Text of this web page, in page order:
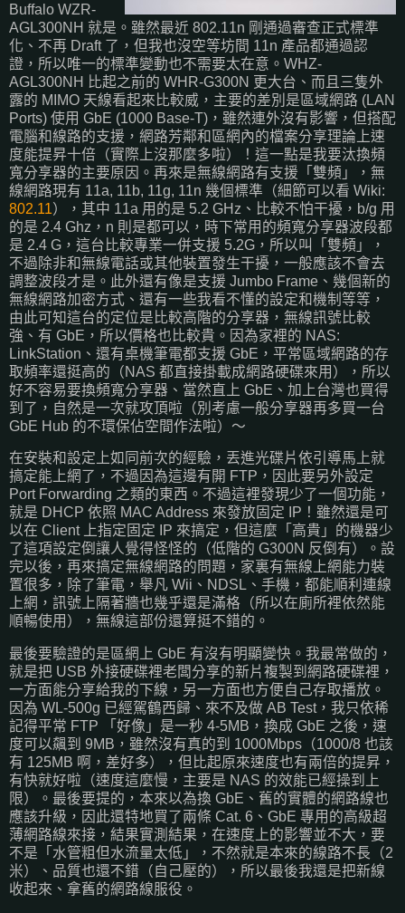
Buffalo WZR-
AGL300NH 就是。雖然最近 802.11n 剛通過審查正式標準
化、不再 Draft 了，但我也沒空等坊間 11n 產品都通過認
證，所以唯一的標準變動也不需要太在意。WHZ-
AGL300NH 比起之前的 WHR-G300N 更大台、而且三隻外
露的 MIMO 天線看起來比較威，主要的差別是區域網路 (LAN
Ports) 使用 GbE (1000 Base-T)，雖然連外沒有影響，但搭配
電腦和線路的支援，網路芳鄰和區網內的檔案分享理論上速
度能提昇十倍（實際上沒那麼多啦）！這一點是我要汰換頻
寬分享器的主要原因。再來是無線網路有支援「雙頻」，無
線網路現有 11a, 11b, 11g, 11n 幾個標準（細節可以看 Wiki:
802.11），其中 11a 用的是 5.2 GHz、比較不怕干擾，b/g 用
的是 2.4 Ghz，n 則是都可以，時下常用的頻寬分享器波段都
是 2.4 G，這台比較專業一併支援 5.2G，所以叫「雙頻」，
不過除非和無線電話或其他裝置發生干擾，一般應該不會去
調整波段才是。此外還有像是支援 Jumbo Frame、幾個新的
無線網路加密方式、還有一些我看不懂的設定和機制等等，
由此可知這台的定位是比較高階的分享器，無線訊號比較
強、有 GbE，所以價格也比較貴。因為家裡的 NAS:
LinkStation、還有桌機筆電都支援 GbE，平常區域網路的存
取頻率還挺高的（NAS 都直接掛載成網路硬碟來用），所以
好不容易要換頻寬分享器、當然直上 GbE、加上台灣也買得
到了，自然是一次就攻頂啦（別考慮一般分享器再多買一台
GbE Hub 的不環保佔空間作法啦）～
在安裝和設定上如同前次的經驗，丟進光碟片依引導馬上就
搞定能上網了，不過因為這邊有開 FTP，因此要另外設定
Port Forwarding 之類的東西。不過這裡發現少了一個功能，
就是 DHCP 依照 MAC Address 來發放固定 IP！雖然還是可
以在 Client 上指定固定 IP 來搞定，但這麼「高貴」的機器少
了這項設定倒讓人覺得怪怪的（低階的 G300N 反倒有）。設
完以後，再來搞定無線網路的問題，家裏有無線上網能力裝
置很多，除了筆電，舉凡 Wii、NDSL、手機，都能順利連線
上網，訊號上隔著牆也幾乎還是滿格（所以在廁所裡依然能
順暢使用），無線這部份還算挺不錯的。
最後要驗證的是區網上 GbE 有沒有明顯變快。我最常做的，
就是把 USB 外接硬碟裡老闆分享的新片複製到網路硬碟裡，
一方面能分享給我的下線，另一方面也方便自己存取播放。
因為 WL-500g 已經駕鶴西歸、來不及做 AB Test，我只依稀
記得平常 FTP 「好像」是一秒 4-5MB，換成 GbE 之後，速
度可以飆到 9MB，雖然沒有真的到 1000Mbps（1000/8 也該
有 125MB 啊，差好多），但比起原來速度也有兩倍的提昇，
有快就好啦（速度這麼慢，主要是 NAS 的效能已經操到上
限）。最後要提的，本來以為換 GbE、舊的實體的網路線也
應該升級，因此還特地買了兩條 Cat. 6、GbE 專用的高級超
薄網路線來接，結果實測結果，在速度上的影響並不大，要
不是「水管粗但水流量太低」，不然就是本來的線路不長（2
米）、品質也還不錯（自己壓的），所以最後我還是把新線
收起來、拿舊的網路線服役。